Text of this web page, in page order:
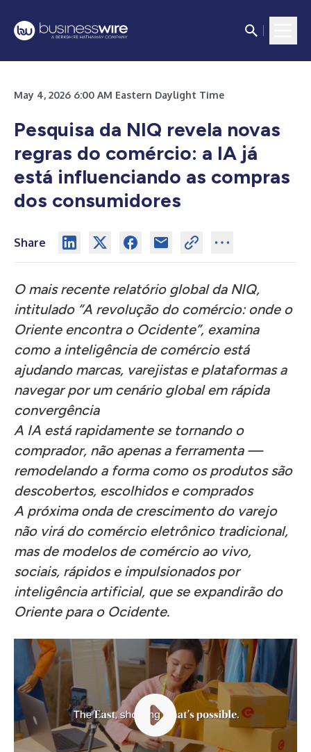
May 4, 2026 6:00 AM Eastern Daylight Time
Pesquisa da NIQ revela novas
regras do comércio: a IA já
está influenciando as compras
dos consumidores
Share
O mais recente relatório global da NIQ,
intitulado “A revolução do comércio: onde o
Oriente encontra o Ocidente”, examina
como a inteligência de comércio está
ajudando marcas, varejistas e plataformas a
navegar por um cenário global em rápida
convergência
A IA está rapidamente se tornando o
comprador, não apenas a ferramenta —
remodelando a forma como os produtos são
descobertos, escolhidos e comprados
A próxima onda de crescimento do varejo
não virá do comércio eletrônico tradicional,
mas de modelos de comércio ao vivo,
sociais, rápidos e impulsionados por
inteligência artificial, que se expandirão do
Oriente para o Ocidente.